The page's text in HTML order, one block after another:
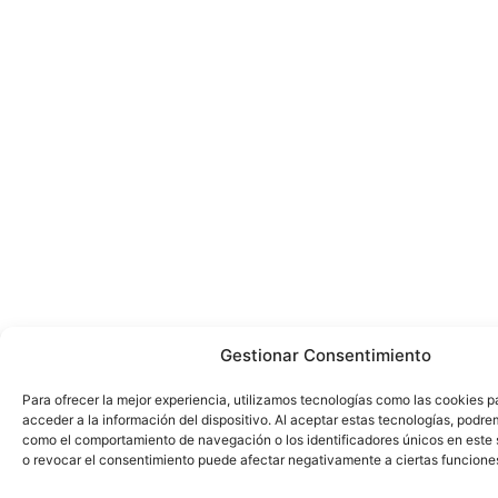
Gestionar Consentimiento
Para ofrecer la mejor experiencia, utilizamos tecnologías como las cookies
acceder a la información del dispositivo. Al aceptar estas tecnologías,
como el comportamiento de navegación o los identificadores únicos en este
o revocar el consentimiento puede afectar negativamente a ciertas